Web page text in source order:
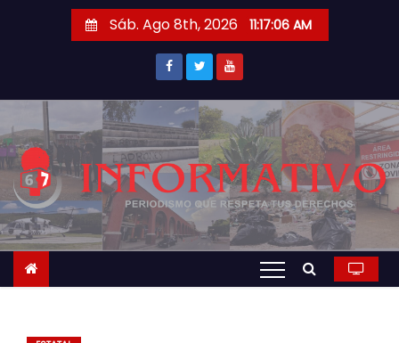
r
a
c
o
t
Sáb. Ago 8th, 2026 11:17:06 AM